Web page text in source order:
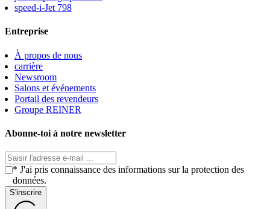
speed-i-Jet 798
Entreprise
À propos de nous
carrière
Newsroom
Salons et événements
Portail des revendeurs
Groupe REINER
Abonne-toi à notre newsletter
* J'ai pris connaissance des informations sur la protection des
données.
S'inscrire